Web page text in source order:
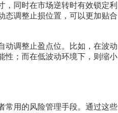
，同时在市场逆转时有效锁定利
态调整止损位置，可以更加贴合
调整止盈点位。比如，在波动
性；而在低波动环境下，则缩小
用的风险管理手段。通过这些